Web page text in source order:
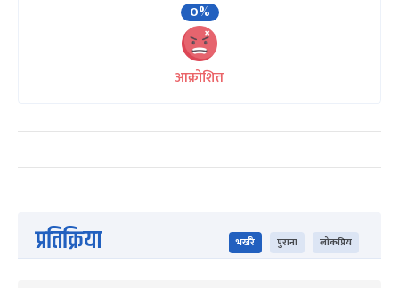
0%
आक्रोशित
प्रतिक्रिया भर्खरै पुराना लोकप्रिय